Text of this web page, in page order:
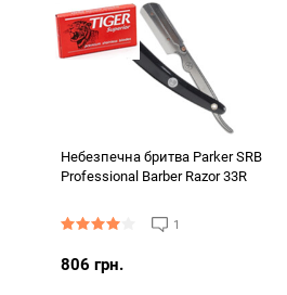
Небезпечна бритва Parker SRB
Professional Barber Razor 33R
1
806 грн.